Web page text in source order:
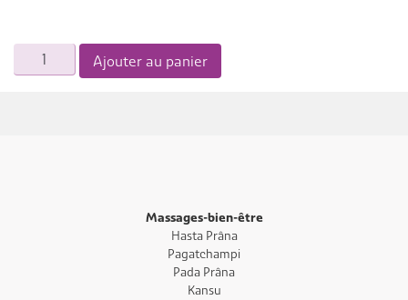
quantité
de
Ajouter au panier
Massages-bien-être
Hasta Prâna
Pagatchampi
Pada Prâna
Kansu